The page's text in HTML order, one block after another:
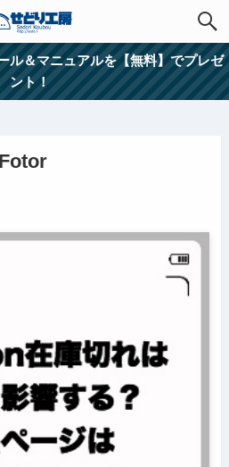
ル＆マニュアルを【無料】でプレゼ
ント！